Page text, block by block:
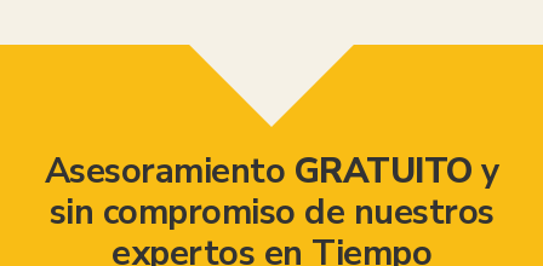
Asesoramiento GRATUITO y
sin compromiso de nuestros
expertos en Tiempo